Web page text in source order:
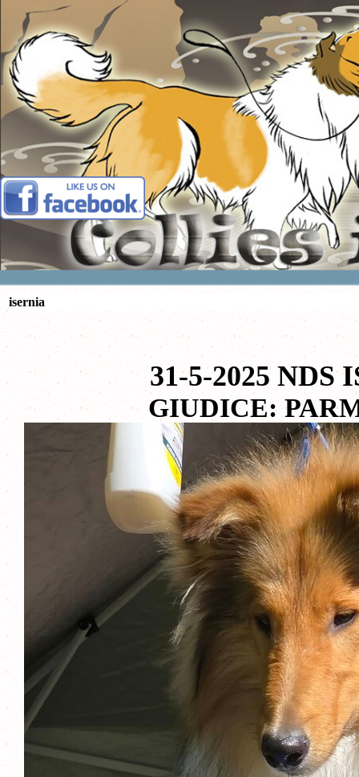
Vai ai contenuti
isernia
31-5-2025 NDS
GIUDICE: